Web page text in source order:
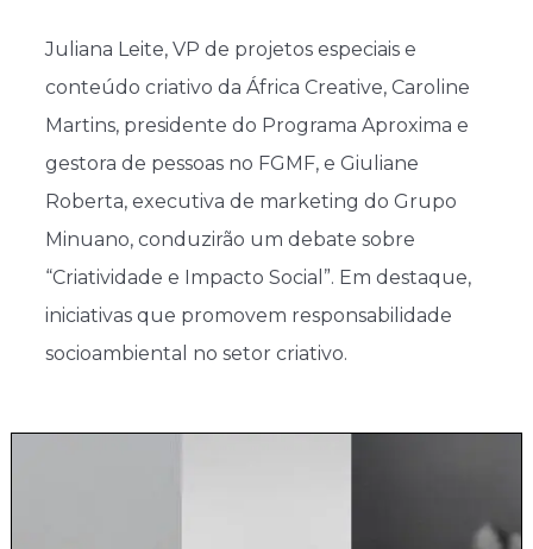
Juliana Leite, VP de projetos especiais e
conteúdo criativo da África Creative, Caroline
Martins, presidente do Programa Aproxima e
gestora de pessoas no FGMF, e Giuliane
Roberta, executiva de marketing do Grupo
Minuano, conduzirão um debate sobre
“Criatividade e Impacto Social”. Em destaque,
iniciativas que promovem responsabilidade
socioambiental no setor criativo.